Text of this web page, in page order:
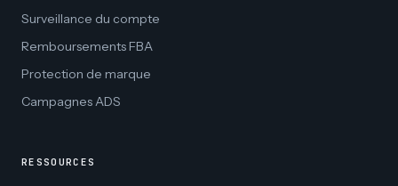
Surveillance du compte
Remboursements FBA
Protection de marque
Campagnes ADS
RESSOURCES